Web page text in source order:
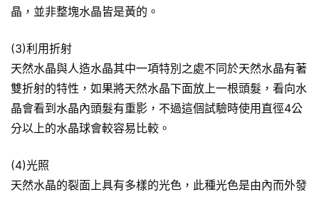
晶，並非整塊水晶皆是黃的。
(3)利用折射
天然水晶與人造水晶其中一項特別之處不同於天然水晶有著
雙折射的特性，如果將天然水晶下面放上一根頭髮，看向水
晶會看到水晶內頭髮有重影，不過這個試驗時使用直徑4公
分以上的水晶球會較容易比較。
(4)光照
天然水晶的裂面上具有多樣的光色，此種光色是由內而外發